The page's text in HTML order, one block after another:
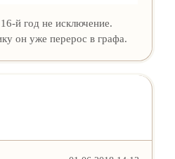
й год не исключение.
он уже перерос в графа.